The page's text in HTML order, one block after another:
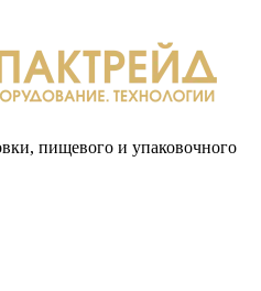
пищевого и упаковочного